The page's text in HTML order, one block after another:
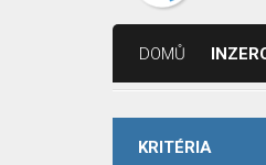
DOMŮ
KRITÉRIA